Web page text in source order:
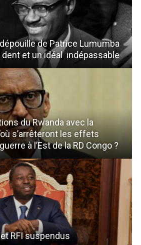
de Patrice Lumumba
dent et un idéal indépassable
du Rwanda avec la
s’arrêteront les effets
à l’Est de la RD Congo ?
RFI suspendus